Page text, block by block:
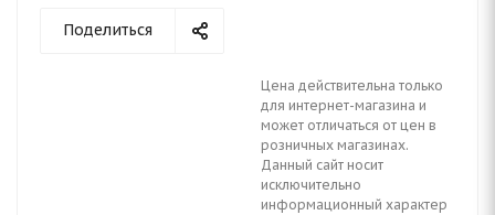
Поделиться
Цена действительна только
для интернет-магазина и
может отличаться от цен в
розничных магазинах.
Данный сайт носит
исключительно
информационный характер